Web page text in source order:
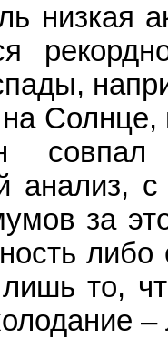
низкая
на
анализ,
за
то,